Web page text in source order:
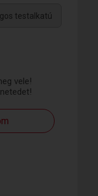
vele!
testalkatú